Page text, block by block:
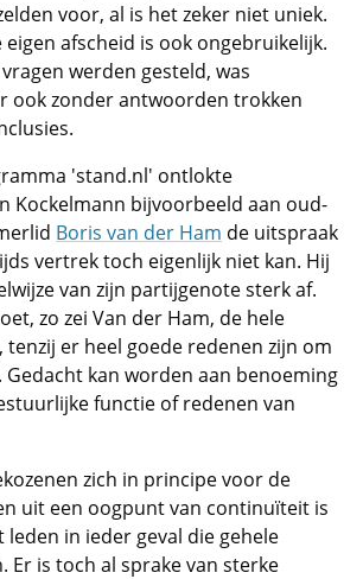
voor, al is het zeker niet uniek.
eigen afscheid is ook ongebruikelijk.
werden gesteld, was
ook zonder antwoorden trokken
'stand.nl' ontlokte
Kockelmann bijvoorbeeld aan oud-
Boris van der Ham de uitspraak
vertrek toch eigenlijk niet kan. Hij
van zijn partijgenote sterk af.
zo zei Van der Ham, de hele
er heel goede redenen zijn om
kan worden aan benoeming
functie of redenen van
zich in principe voor de
uit een oogpunt van continuïteit is
leden in ieder geval die gehele
Er is toch al sprake van sterke